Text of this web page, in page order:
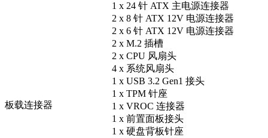
板载连接器
1 x 24 针 ATX 主电源连接器
2 x 8 针 ATX 12V 电源连接器
2 x 6 针 ATX 12V 电源连接器
2 x M.2 插槽
2 x CPU 风扇头
4 x 系统风扇头
1 x USB 3.2 Gen1 接头
1 x TPM 针座
1 x VROC 连接器
1 x 前置面板接头
1 x 硬盘背板针座